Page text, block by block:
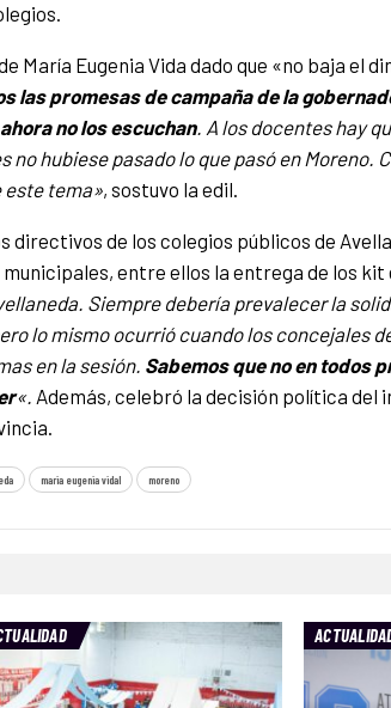
María Eugenia Vida dado que «no baja el
las promesas de campaña de la
no los escuchan. A los docentes hay
hubiese pasado lo que pasó en Moreno.
este tema», sostuvo la edil.
de los colegios públicos de
entre ellos la entrega de los kit
Siempre debería prevalecer la
lo mismo ocurrió cuando los concejales
en la sesión. Sabemos que no en todos
«. Además, celebró la decisión política
maria eugenia vidal moreno